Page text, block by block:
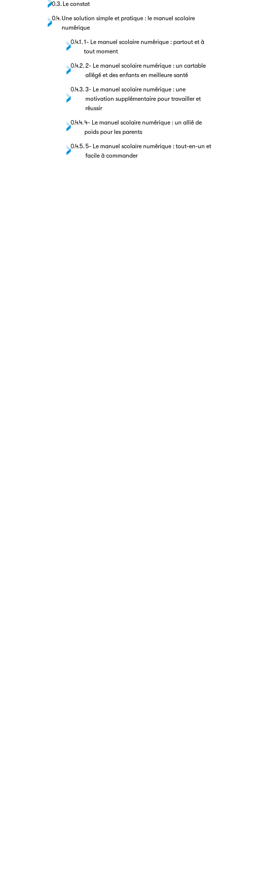
Le constat
Une solution simple et pratique : le manuel scolaire
numérique
1- Le manuel scolaire numérique : partout et à
tout moment
2- Le manuel scolaire numérique : un cartable
allégé et des enfants en meilleure santé
3- Le manuel scolaire numérique : une
motivation supplémentaire pour travailler et
réussir
4- Le manuel scolaire numérique : un allié de
poids pour les parents
5- Le manuel scolaire numérique : tout-en-un et
facile à commander